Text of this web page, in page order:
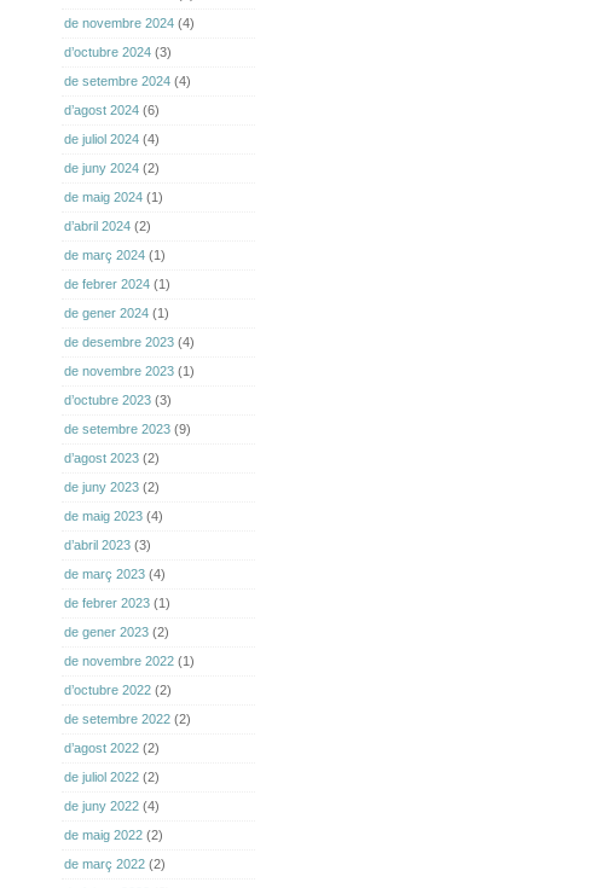
de novembre 2024 (4)
d’octubre 2024 (3)
de setembre 2024 (4)
d’agost 2024 (6)
de juliol 2024 (4)
de juny 2024 (2)
de maig 2024 (1)
d’abril 2024 (2)
de març 2024 (1)
de febrer 2024 (1)
de gener 2024 (1)
de desembre 2023 (4)
de novembre 2023 (1)
d’octubre 2023 (3)
de setembre 2023 (9)
d’agost 2023 (2)
de juny 2023 (2)
de maig 2023 (4)
d’abril 2023 (3)
de març 2023 (4)
de febrer 2023 (1)
de gener 2023 (2)
de novembre 2022 (1)
d’octubre 2022 (2)
de setembre 2022 (2)
d’agost 2022 (2)
de juliol 2022 (2)
de juny 2022 (4)
de maig 2022 (2)
de març 2022 (2)